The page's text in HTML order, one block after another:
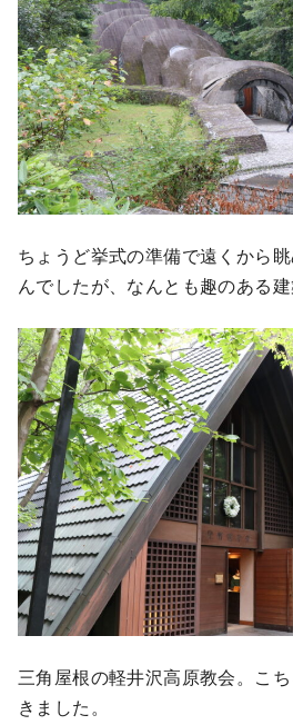
ちょうど挙式の準備で遠くから
んでしたが、なんとも趣のある建
三角屋根の軽井沢高原教会。こ
きました。